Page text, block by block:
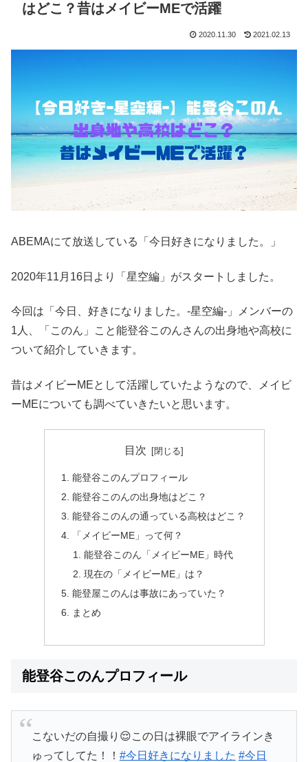
はどこ？昔はメイビーMEで活躍
2020.11.30 2021.02.13
ABEMAにて放送している「今日好きになりました。」
2020年11月16日より「星空編」がスタートしました。
今回は「今日、好きになりました。-星空編-」メンバーの
1人、「このん」こと能登谷このんさんの出身地や高校に
ついて紹介していきます。
昔はメイビーMEとして活躍していたようなので、メイビ
ーMEについても調べていきたいと思います。
目次
能登谷このんプロフィール
能登谷このんの出身地はどこ？
能登谷このんの通っている高校はどこ？
「メイビーME」って何？
能登谷このん「メイビーME」時代
現在の「メイビーME」は？
能登屋このんは事故にあっていた？
まとめ
能登谷このんプロフィール
こないだの自撮り😌この日は裸眼でアイラインき
ゅってしてた！！ #今日好きになりました #今日